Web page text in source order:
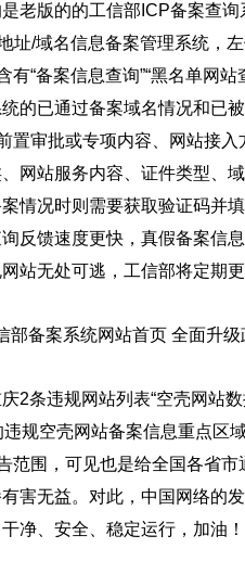
老版的的工信部ICP备案查
址/域名信息备案管理系统，
有“备案信息查询”“黑名单网
的已通过备案域名情况和已
置审批或专项内容、网站接
网站服务内容、证件类型、
情况时则需要获取验证码并
反馈速度更快，真假备案信
站无处可逃，工信部将定期
2条违规网站列表“空壳网站
违规空壳网站备案信息重点
范围，可见也是给全国各省
害无益。对此，中国网络的
净、安全、稳定运行，加油